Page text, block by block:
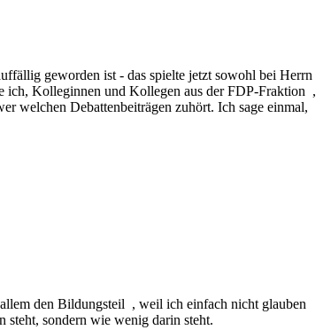
geworden ist - das spielte jetzt sowohl bei Herrn
ich, Kolleginnen und Kollegen aus der FDP-Fraktion ,
welchen Debattenbeiträgen zuhört. Ich sage einmal,
den Bildungsteil , weil ich einfach nicht glauben
sondern wie wenig darin steht.